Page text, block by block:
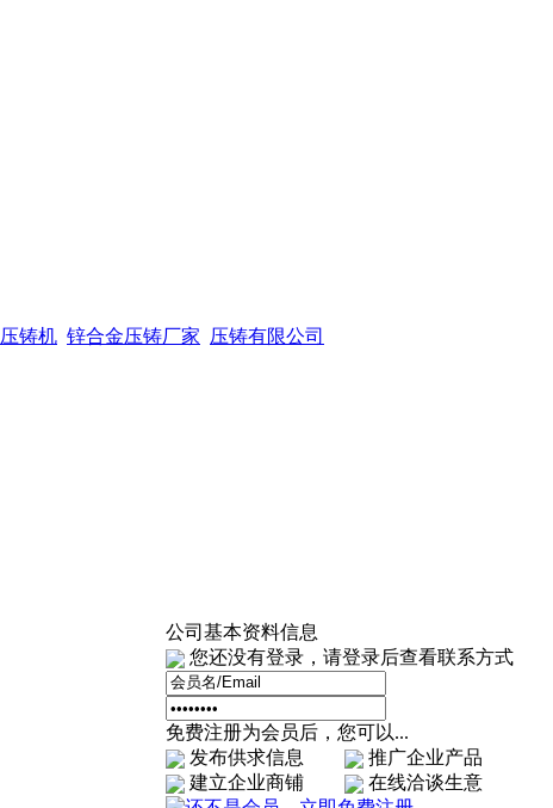
铸机 锌合金压铸厂家 压铸有限公司
公司基本资料信息
您还没有登录，请登录后查看联系方式
免费注册为会员后，您可以...
发布供求信息
推广企业产品
建立企业商铺
在线洽谈生意